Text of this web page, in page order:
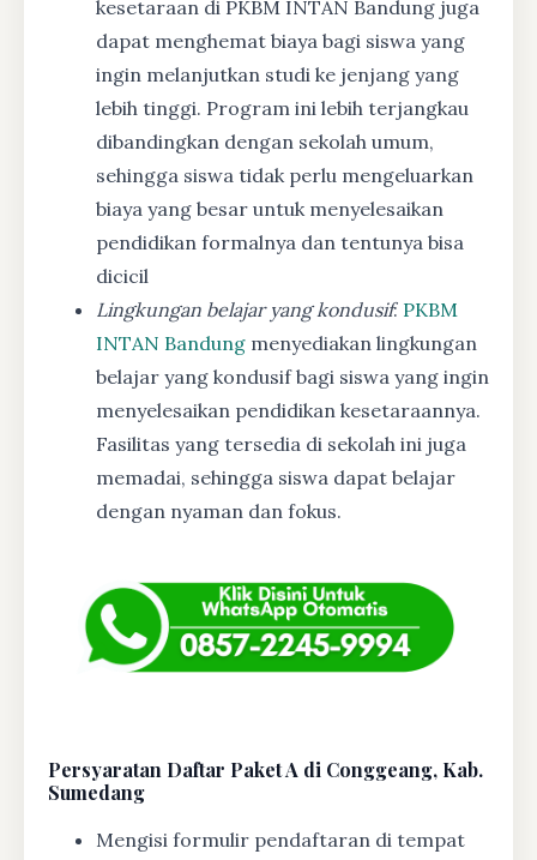
kesetaraan di PKBM INTAN Bandung juga
dapat menghemat biaya bagi siswa yang
ingin melanjutkan studi ke jenjang yang
lebih tinggi. Program ini lebih terjangkau
dibandingkan dengan sekolah umum,
sehingga siswa tidak perlu mengeluarkan
biaya yang besar untuk menyelesaikan
pendidikan formalnya dan tentunya bisa
dicicil
Lingkungan belajar yang kondusif: PKBM
INTAN Bandung menyediakan lingkungan
belajar yang kondusif bagi siswa yang ingin
menyelesaikan pendidikan kesetaraannya.
Fasilitas yang tersedia di sekolah ini juga
memadai, sehingga siswa dapat belajar
dengan nyaman dan fokus.
Persyaratan Daftar Paket A di Conggeang, Kab.
Sumedang
Mengisi formulir pendaftaran di tempat